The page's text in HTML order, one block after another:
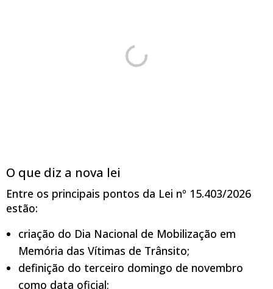
O que diz a nova lei
Entre os principais pontos da Lei nº 15.403/2026
estão:
criação do Dia Nacional de Mobilização em
Memória das Vítimas de Trânsito;
definição do terceiro domingo de novembro
como data oficial;